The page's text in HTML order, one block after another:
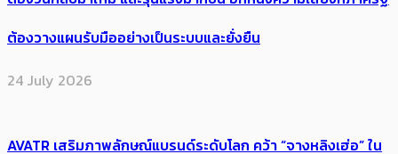
ต้องวางแผนรับมืออย่างเป็นระบบและยั่งยืน
24 July 2026
AVATR เสริมภาพลักษณ์แบรนด์ระดับโลก คว้า “จางหลิงเฮ่อ” ใน